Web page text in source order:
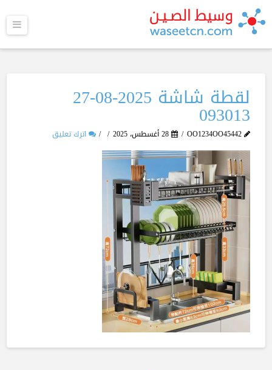
لقطة شاشة 2025-08-27
093013
OO1234OO45442 28 أغسطس، 2025 اترك تعليق